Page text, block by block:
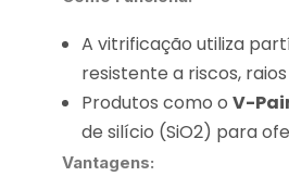
A vitrificação utiliza
resistente a riscos, raios
Produtos como o V-
de silício (SiO2) para
Vantagens: